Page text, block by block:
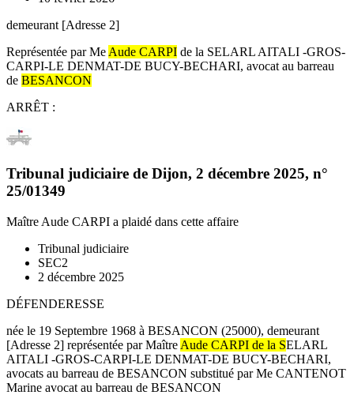
demeurant [Adresse 2]
Représentée par Me Aude CARPI de la SELARL AITALI -GROS-
CARPI-LE DENMAT-DE BUCY-BECHARI, avocat au barreau
de BESANCON
ARRÊT :
Tribunal judiciaire de Dijon, 2 décembre 2025, n°
25/01349
Maître Aude CARPI a plaidé dans cette affaire
Tribunal judiciaire
SEC2
2 décembre 2025
DÉFENDERESSE
née le 19 Septembre 1968 à BESANCON (25000), demeurant
[Adresse 2] représentée par Maître Aude CARPI de la SELARL
AITALI -GROS-CARPI-LE DENMAT-DE BUCY-BECHARI,
avocats au barreau de BESANCON substitué par Me CANTENOT
Marine avocat au barreau de BESANCON